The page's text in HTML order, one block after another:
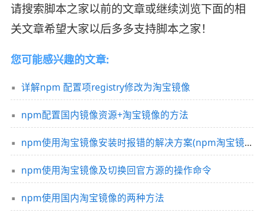
请搜索脚本之家以前的文章或继续浏览下面的相
关文章希望大家以后多多支持脚本之家！
您可能感兴趣的文章:
详解npm 配置项registry修改为淘宝镜像
npm配置国内镜像资源+淘宝镜像的方法
npm使用淘宝镜像安装时报错的解决方案(npm淘宝镜像到期尽快切换)
npm使用淘宝镜像及切换回官方源的操作命令
npm使用国内淘宝镜像的两种方法